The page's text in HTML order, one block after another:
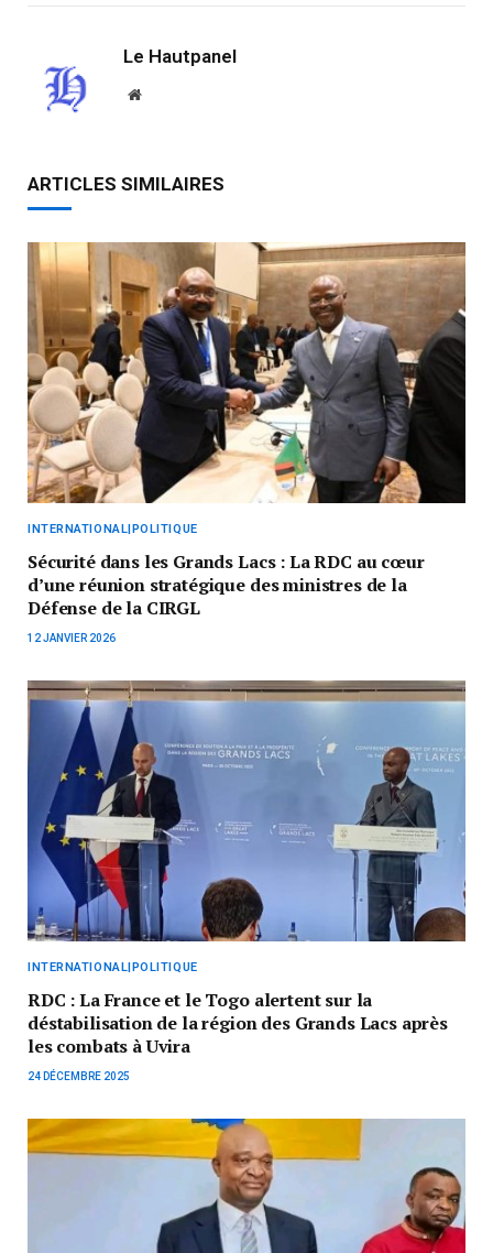
Le Hautpanel
Website
ARTICLES SIMILAIRES
INTERNATIONAL|POLITIQUE
Sécurité dans les Grands Lacs : La RDC au cœur
d’une réunion stratégique des ministres de la
Défense de la CIRGL
12 JANVIER 2026
INTERNATIONAL|POLITIQUE
RDC : La France et le Togo alertent sur la
déstabilisation de la région des Grands Lacs après
les combats à Uvira
24 DÉCEMBRE 2025